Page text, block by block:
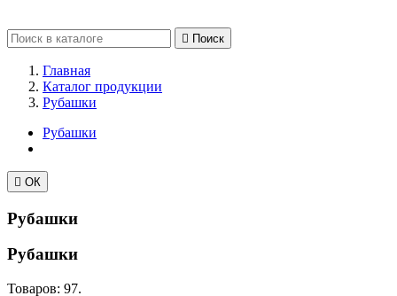
 Поиск
Главная
Каталог продукции
Рубашки
Рубашки
 ОК
Рубашки
Рубашки
Товаров: 97.